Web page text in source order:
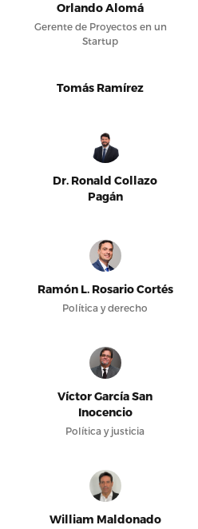
Orlando Alomá
Gerente de Proyectos en un
Startup
Tomás Ramírez
Dr. Ronald Collazo
Pagán
Ramón L. Rosario Cortés
Política y derecho
Víctor García San
Inocencio
Política y justicia
William Maldonado